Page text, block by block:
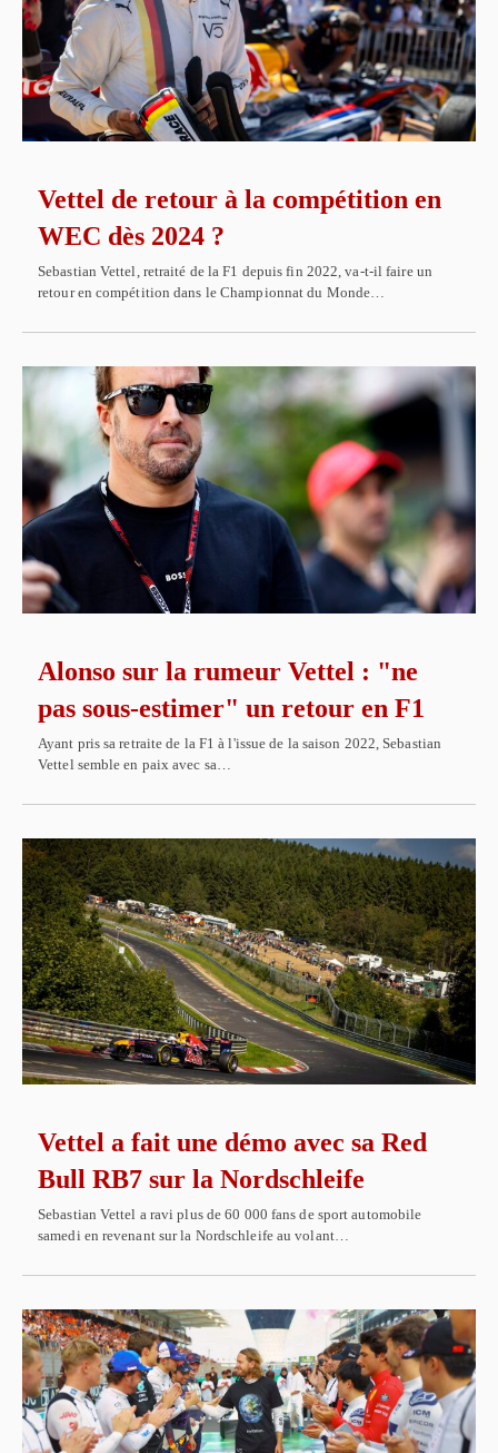
Vettel de retour à la compétition en
WEC dès 2024 ?
Sebastian Vettel, retraité de la F1 depuis fin 2022, va-t-il faire un
retour en compétition dans le Championnat du Monde…
Alonso sur la rumeur Vettel : "ne
pas sous-estimer" un retour en F1
Ayant pris sa retraite de la F1 à l'issue de la saison 2022, Sebastian
Vettel semble en paix avec sa…
Vettel a fait une démo avec sa Red
Bull RB7 sur la Nordschleife
Sebastian Vettel a ravi plus de 60 000 fans de sport automobile
samedi en revenant sur la Nordschleife au volant…